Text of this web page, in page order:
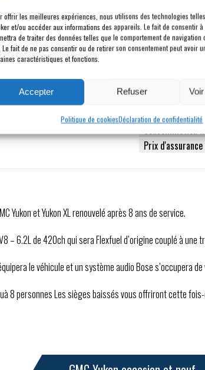
offrir les meilleures expériences, nous utilisons des technologies
et/ou accéder aux informations des appareils. Le fait de consentir
de traiter des données telles que le comportement de navigation
Le fait de ne pas consentir ou de retirer son consentement peut avoir
caractéristiques et fonctions.
Accepter Refuser
Politique de cookiesDéclaration de confidentialité
Dimensions (L x
Réservoir :
Poids à vide :
Freins Av/Ar :
Pneumatiques :
Vitesse maxi :
Consommation
Prix
Yukon et Yukon XL renouvelé après 8 ans de service.
– 6.2L de 420ch qui sera Flexfuel d’origine couplé à
le véhicule et un système audio Bose s’occupera
8 personnes Les sièges baissés vous offriront cette